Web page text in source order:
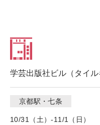
学芸出版社ビル（タイル
京都駅・七条
10/31（土）-11/1（日）